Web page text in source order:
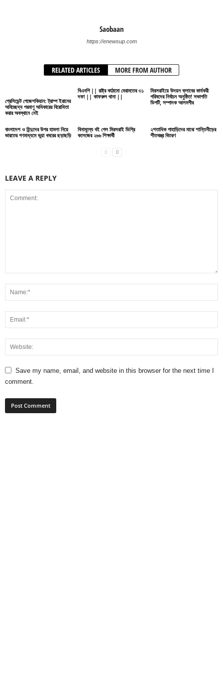
Saobaan
https://enewsup.com
RELATED ARTICLES MORE FROM AUTHOR
প্রেসিডেন্ট পেজেশকিয়ান: ট্রাম্প ইরানের
অবিচ্ছেদ্য পরমাণু অধিকারের বিরোধিতা
করার অবস্থানে নেই
বিএনপি || রাষ্ট্র কাঠামো মেরামতের ৩১
দফা || কাফরুল থানা ||
মিরসরাইয়ে উদয়ন ক্লাবের কার্যকরী
পরিষদের নির্বাচন অনুষ্ঠিত! সভাপতি
ডিপটি, সম্পাদক আলমগীর
বাংলাদেশ ও হিন্দুদের উপর হামলা নিয়ে
ভারতের গণমাধ্যমে ভুয়া খবরের ছড়াছড়ি
বিনামূল্যে বই পেল মিরসরাই ডিগ্রি
কলেজের ২৬৬ শিক্ষার্থী
২শতাধিক পাহাড়িদের মাঝে শান্তিনীড়ের
শীতবস্ত্র বিতরণ
LEAVE A REPLY
Save my name, email, and website in this browser for the next time I
comment.